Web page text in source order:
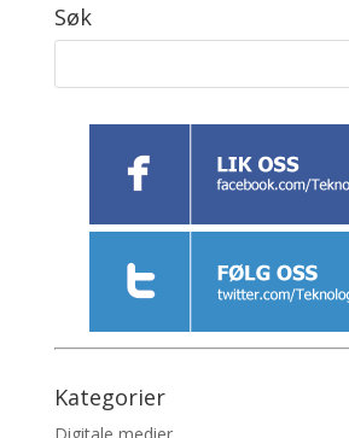
Søk
Kategorier